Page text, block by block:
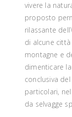
vivere la
proposto
rilassante
di alcune
montagne e
dimenticare
conclusiva
particolari,
da selvagge